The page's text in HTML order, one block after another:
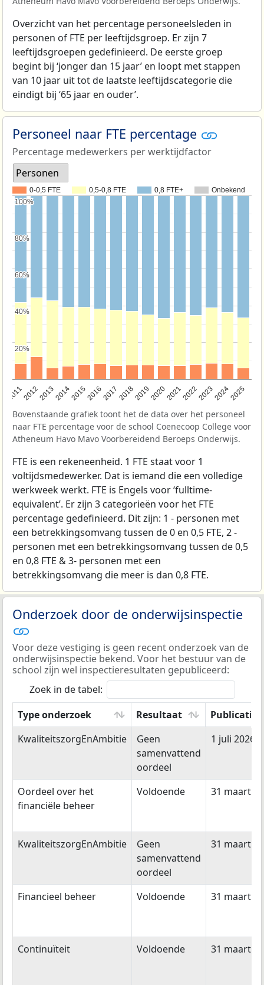
Overzicht van het percentage personeelsleden in
personen of FTE per leeftijdsgroep. Er zijn 7
leeftijdsgroepen gedefinieerd. De eerste groep
begint bij ‘jonger dan 15 jaar’ en loopt met stappen
van 10 jaar uit tot de laatste leeftijdscategorie die
eindigt bij ‘65 jaar en ouder’.
Personeel naar FTE percentage
Percentage medewerkers per werktijdfactor
Personen
0-0,5 FTE 0,5-0,8 FTE 0,8 FTE+ Onbekend
201120122013201420152016201720182019202020212022202320242025
20%
20%
40%
40%
60%
60%
80%
80%
100%
100%
Bovenstaande grafiek toont het de data over het personeel
naar FTE percentage voor de school Coenecoop College voor
Atheneum Havo Mavo Voorbereidend Beroeps Onderwijs.
FTE is een rekeneenheid. 1 FTE staat voor 1
voltijdsmedewerker. Dat is iemand die een volledige
werkweek werkt. FTE is Engels voor ‘fulltime-
equivalent’. Er zijn 3 categorieën voor het FTE
percentage gedefinieerd. Dit zijn: 1 - personen met
een betrekkingsomvang tussen de 0 en 0,5 FTE, 2 -
personen met een betrekkingsomvang tussen de 0,5
en 0,8 FTE & 3- personen met een
betrekkingsomvang die meer is dan 0,8 FTE.
Onderzoek door de onderwijsinspectie
Voor deze vestiging is geen recent onderzoek van de
onderwijsinspectie bekend. Voor het bestuur van de
school zijn wel inspectieresultaten gepubliceerd:
Zoek in de tabel:
Type onderzoek
Resultaat
Type onderzoek
Resultaat
KwaliteitszorgEnAmbitie
Geen
samenvattend
oordeel
1 juli 2026
Oordeel over het
financiële beheer
Voldoende 31 maart
KwaliteitszorgEnAmbitie
Geen
samenvattend
oordeel
31 maart
Financieel beheer Voldoende 31 maart
Continuïteit Voldoende 31 maart